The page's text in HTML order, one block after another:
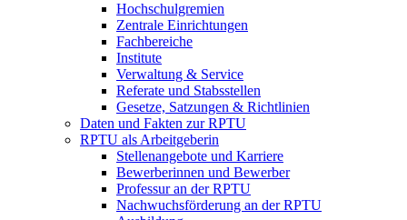
Hochschulgremien
Zentrale Einrichtungen
Fachbereiche
Institute
Verwaltung & Service
Referate und Stabsstellen
Gesetze, Satzungen & Richtlinien
Daten und Fakten zur RPTU
RPTU als Arbeitgeberin
Stellenangebote und Karriere
Bewerberinnen und Bewerber
Professur an der RPTU
Nachwuchsförderung an der RPTU